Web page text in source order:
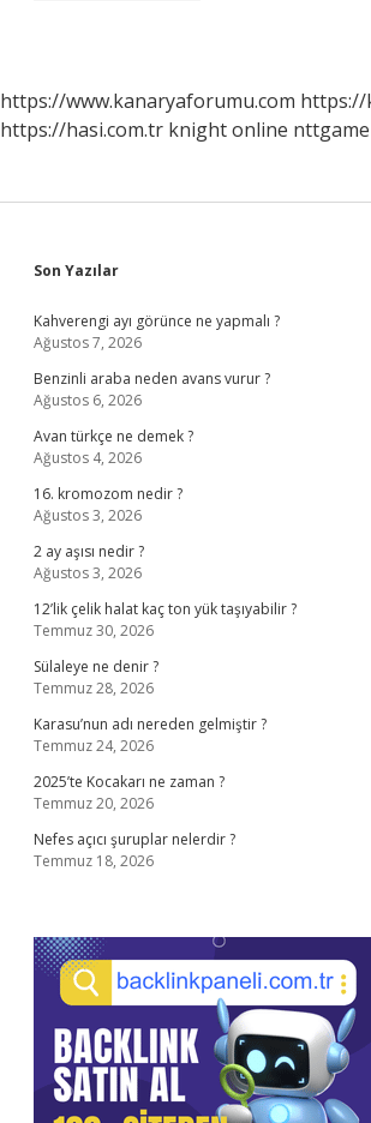
https://www.kanaryaforumu.com https://
https://hasi.com.tr knight online nttgame
Sidebar
Son Yazılar
Kahverengi ayı görünce ne yapmalı ?
Ağustos 7, 2026
Benzinli araba neden avans vurur ?
Ağustos 6, 2026
Avan türkçe ne demek ?
Ağustos 4, 2026
16. kromozom nedir ?
Ağustos 3, 2026
2 ay aşısı nedir ?
Ağustos 3, 2026
12’lik çelik halat kaç ton yük taşıyabilir ?
Temmuz 30, 2026
Sülaleye ne denir ?
Temmuz 28, 2026
Karasu’nun adı nereden gelmiştir ?
Temmuz 24, 2026
2025’te Kocakarı ne zaman ?
Temmuz 20, 2026
Nefes açıcı şuruplar nelerdir ?
Temmuz 18, 2026